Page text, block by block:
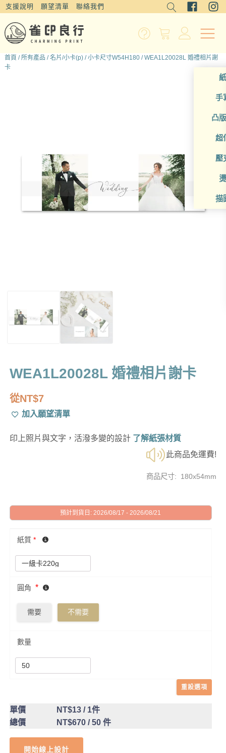
支援說明 願望清單 聯絡我們
手
凸
超
壓
描
首頁 /所有產品 /名片/小卡(p)/小卡尺寸W54H180/ WEA1L20028L 婚禮相片謝
卡
WEA1L20028L 婚禮相片謝卡
從NT$7
加入願望清單
印上照片與文字，活潑多變的設計 了解紙張材質
此商品免運費!
商品尺寸: 180x54mm
預計到貨日: 2026/08/17 - 2026/08/21
紙質 *
圓角 *
需要 不需要
數量
重設選項
單價 NT$13/ 1件
總價
NT$670/ 50 件
開始線上設計